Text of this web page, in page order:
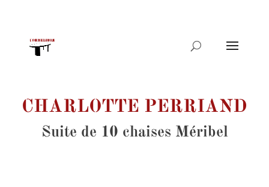
produits
CHARLOTTE PERRIAND
Suite de 10 chaises Méribel